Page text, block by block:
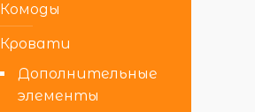
Комоды
Кровати
Дополнительные
элементы